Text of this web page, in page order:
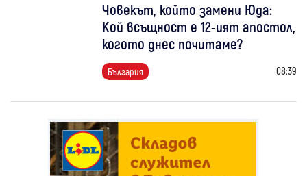
Човекът, който замени Юда:
Кой всъщност е 12-ият апостол,
когото днес почитаме?
България 08:39